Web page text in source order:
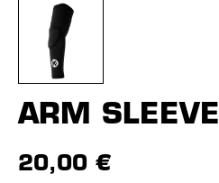
ARM SLEEVE
20,00 €